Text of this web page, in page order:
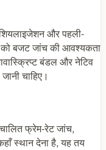
और पहली-
को बजट जांच की आवश्यकता
बंडल और नेटिव
चाहिए।
फ्रेम-रेट जांच,
स्थान देना है, यह तय